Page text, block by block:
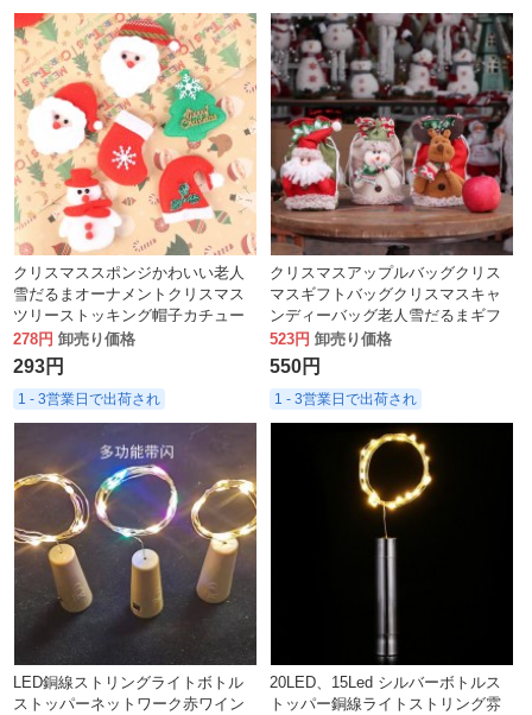
クリスマススポンジかわいい老人
雪だるまオーナメントクリスマス
ツリーストッキング帽子カチュー
シャヘッドバンドアクセサリー
278円 卸売り価格
293円
1 - 3営業日で出荷され
クリスマスアップルバッグクリス
マスギフトバッグクリスマスキャ
ンディーバッグ老人雪だるまギフ
トバッグ模造リネンクリスマス用
品
523円 卸売り価格
550円
1 - 3営業日で出荷され
LED銅線ストリングライトボトル
ストッパーネットワーク赤ワイン
20LED、15Led シルバーボトルス
トッパー銅線ライトストリング雰